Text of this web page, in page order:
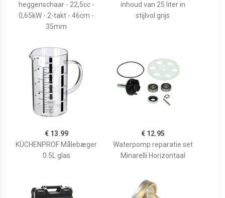
heggenschaar - 22,5cc -
0,65kW - 2-takt - 46cm -
35mm
inhoud van 25 liter in
stijlvol grijs
€ 13.99
KÜCHENPROF Målebæger
0.5L glas
€ 12.95
Waterpomp reparatie set
Minarelli Horizontaal